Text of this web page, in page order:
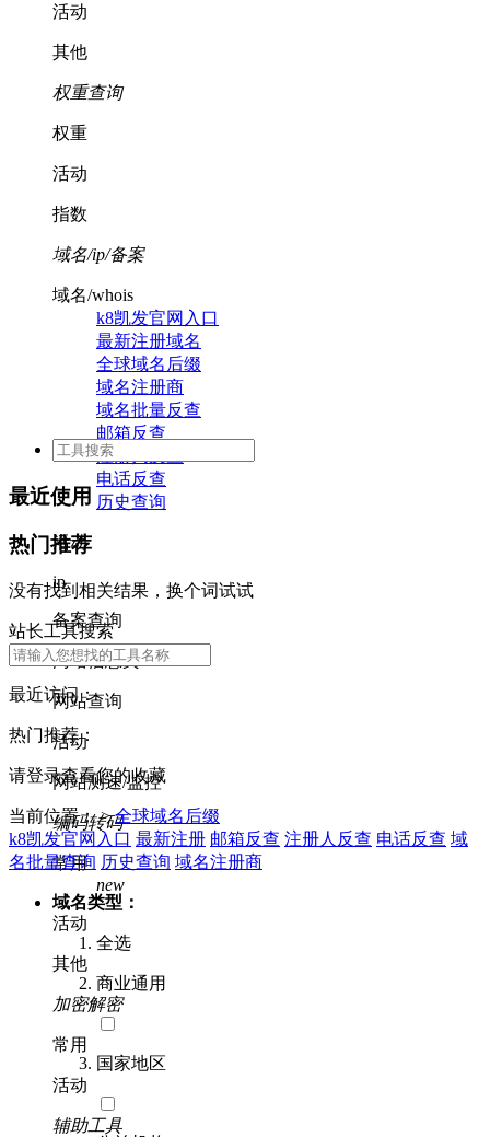
活动
其他
权重查询
权重
活动
指数
域名/ip/备案
域名/whois
k8凯发官网入口
最新注册域名
全球域名后缀
域名注册商
域名批量反查
邮箱反查
注册人反查
电话反查
历史查询
活动
ip
备案查询
网站信息类
网站查询
活动
网站测速/监控
编码转码
常用
new
活动
其他
加密解密
常用
活动
辅助工具
最近使用
热门推荐
没有找到相关结果，换个词试试
站长工具搜索
最近访问：
热门推荐：
请登录查看您的收藏
当前位置： >全球域名后缀
k8凯发官网入口 最新注册 邮箱反查 注册人反查 电话反查 域
名批量查询 历史查询 域名注册商
域名类型：
全选
商业通用
国家地区